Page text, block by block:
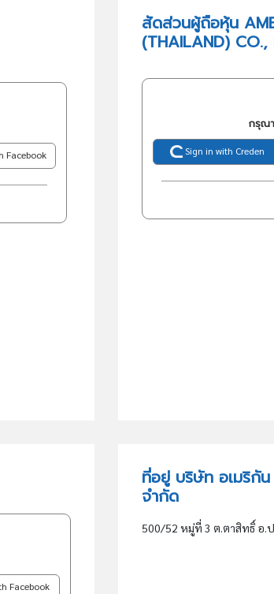
Facebook
สัดส่วนผู้ถือหุ้น
(THAILAND) CO.,
กรุณ
Sign in with Creden
Facebook
ที่อยู่ บริษัท อเมริกั
จำกัด
500/52 หมู่ที่ 3 ต.ตาสิทธิ์ อ.ป